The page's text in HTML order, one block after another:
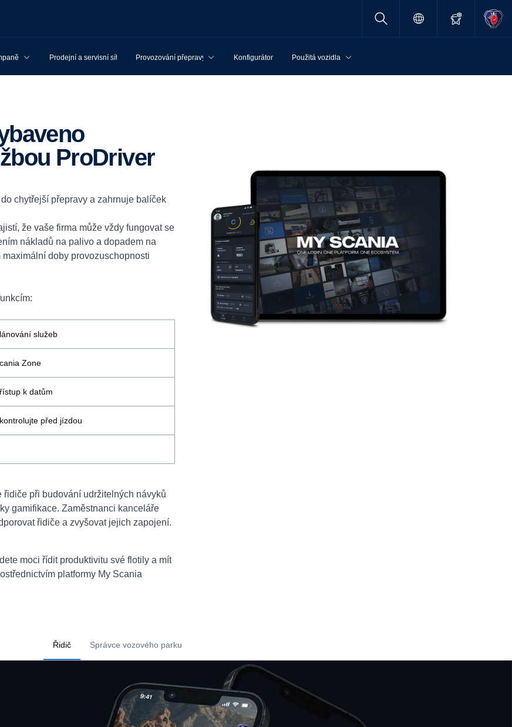
Prodejní a servisní síť Provozování přepravy Konfigurátor Použitá vozidla
ProDriver
chytřejší přepravy a zahrnuje balíček
že vaše firma může vždy fungovat se
nákladů na palivo a dopadem na
doby provozuschopnosti
služeb
Zone
k datům
před jízdou
při budování udržitelných návyků
gamifikace. Zaměstnanci kanceláře
řidiče a zvyšovat jejich zapojení.
moci řídit produktivitu své flotily a mít
platformy My Scania
Řidič Správce vozového parku